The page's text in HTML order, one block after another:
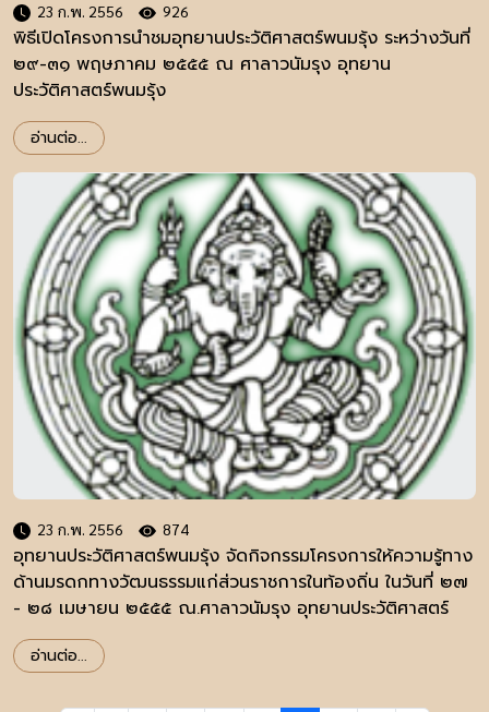
23 ก.พ. 2556 926
พิธีเปิดโครงการนำชมอุทยานประวัติศาสตร์พนมรุ้ง ระหว่างวันที่
๒๙-๓๑ พฤษภาคม ๒๕๕๕ ณ ศาลาวนัมรุง อุทยาน
ประวัติศาสตร์พนมรุ้ง
อ่านต่อ...
23 ก.พ. 2556 874
อุทยานประวัติศาสตร์พนมรุ้ง จัดกิจกรรมโครงการให้ความรู้ทาง
ด้านมรดกทางวัฒนธรรมแก่ส่วนราชการในท้องถิ่น ในวันที่ ๒๗
- ๒๘ เมษายน ๒๕๕๕ ณ.ศาลาวนัมรุง อุทยานประวัติศาสตร์
พนมรุ้ง
อ่านต่อ...